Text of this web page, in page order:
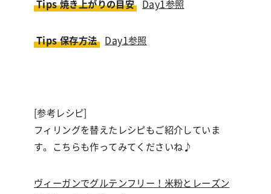
Tips 焼き上がりの目安 Day1参照
Tips 保存方法 Day1参照
[参考レシピ]
フィリングを替えたレシピもご紹介していま
す。こちらも作ってみてくださいね♪
ヴィーガンでグルテンフリー！米粉とレーズン